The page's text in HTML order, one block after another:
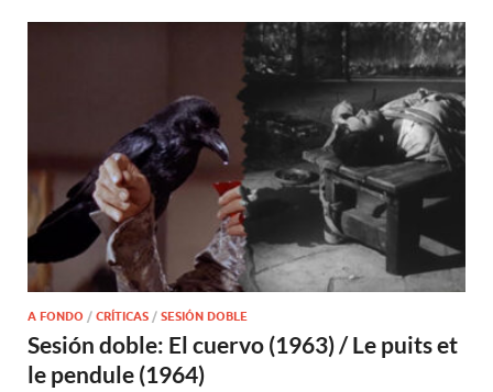
A FONDO / CRÍTICAS / SESIÓN DOBLE
Sesión doble: El cuervo (1963) / Le puits et
le pendule (1964)